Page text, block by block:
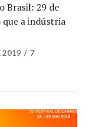
Brasil: 29 de
a indústria
2019
7